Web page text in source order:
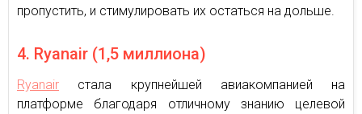
пропустить, и стимулировать их остаться на дольше.
4. Ryanair (1,5 миллиона)
Ryanair стала крупнейшей авиакомпанией на
платформе благодаря отличному знанию целевой